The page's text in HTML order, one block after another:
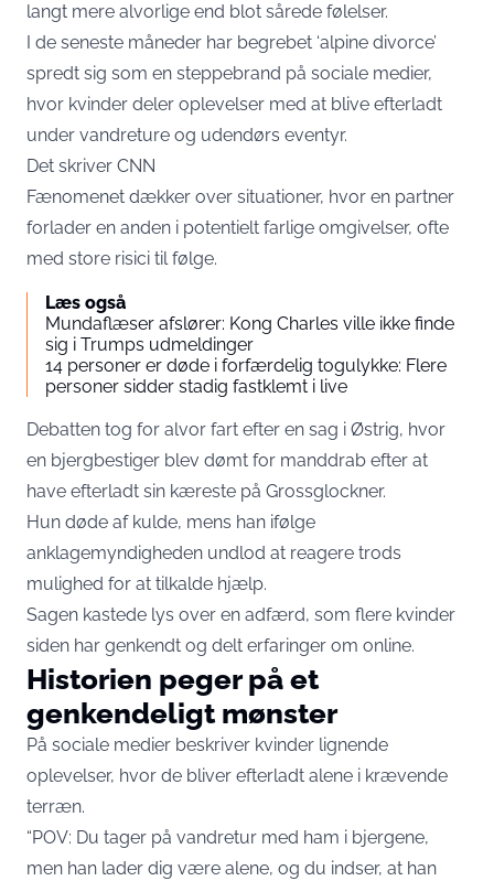
langt mere alvorlige end blot sårede følelser.
I de seneste måneder har begrebet ‘alpine divorce’
spredt sig som en steppebrand på sociale medier,
hvor kvinder deler oplevelser med at blive efterladt
under vandreture og udendørs eventyr.
Det skriver CNN
Fænomenet dækker over situationer, hvor en partner
forlader en anden i potentielt farlige omgivelser, ofte
med store risici til følge.
Læs også
Mundaflæser afslører: Kong Charles ville ikke finde
sig i Trumps udmeldinger
14 personer er døde i forfærdelig togulykke: Flere
personer sidder stadig fastklemt i live
Debatten tog for alvor fart efter en sag i Østrig, hvor
en bjergbestiger blev dømt for manddrab efter at
have efterladt sin kæreste på Grossglockner.
Hun døde af kulde, mens han ifølge
anklagemyndigheden undlod at reagere trods
mulighed for at tilkalde hjælp.
Sagen kastede lys over en adfærd, som flere kvinder
siden har genkendt og delt erfaringer om online.
Historien peger på et
genkendeligt mønster
På sociale medier beskriver kvinder lignende
oplevelser, hvor de bliver efterladt alene i krævende
terræn.
“POV: Du tager på vandretur med ham i bjergene,
men han lader dig være alene, og du indser, at han